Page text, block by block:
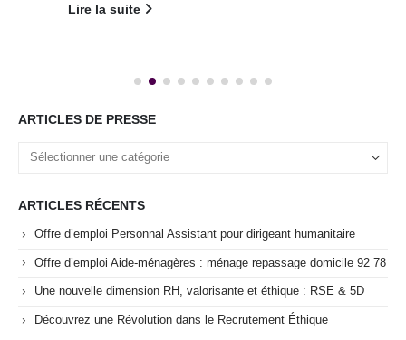
Lire la suite
ARTICLES DE PRESSE
ARTICLES RÉCENTS
Offre d’emploi Personnal Assistant pour dirigeant humanitaire
Offre d’emploi Aide-ménagères : ménage repassage domicile 92 78
Une nouvelle dimension RH, valorisante et éthique : RSE & 5D
Découvrez une Révolution dans le Recrutement Éthique